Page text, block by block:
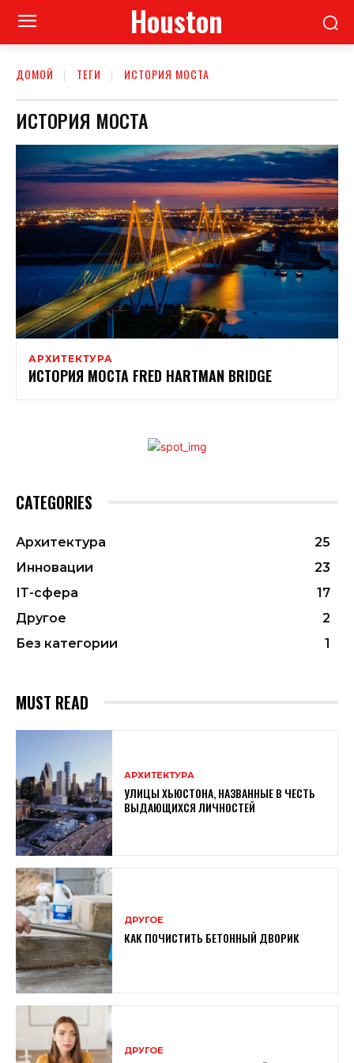
Houston
ДОМОЙ ТЕГИ ИСТОРИЯ МОСТА
ИСТОРИЯ МОСТА
АРХИТЕКТУРА
ИСТОРИЯ МОСТА FRED HARTMAN BRIDGE
CATEGORIES
Архитектура
25
Инновации
23
ІТ-сфера
17
Другое
2
Без категории
1
MUST READ
АРХИТЕКТУРА
УЛИЦЫ ХЬЮСТОНА, НАЗВАННЫЕ В ЧЕСТЬ
ВЫДАЮЩИХСЯ ЛИЧНОСТЕЙ
ДРУГОЕ
КАК ПОЧИСТИТЬ БЕТОННЫЙ ДВОРИК
ДРУГОЕ